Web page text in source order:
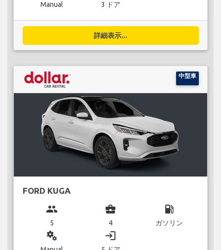
Manual 3 ドア
詳細表示...
中型車
FORD KUGA
group
5
business_center
4
local_gas_station
ガソリン
miscellaneous_services login